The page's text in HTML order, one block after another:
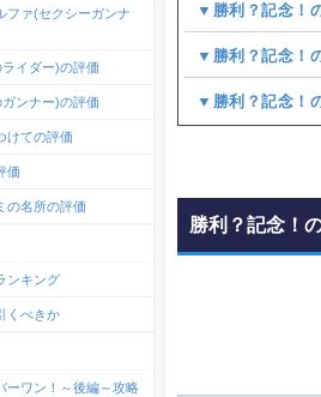
▼勝利？記念！
▼勝利？記念！
▼勝利？記念！
勝利？記念！
ファ(セクシーガンナ
イダー)の評価
ンナー)の評価
けての評価
価
の名所の評価
ンキング
くべきか
ーワン！～後編～攻略